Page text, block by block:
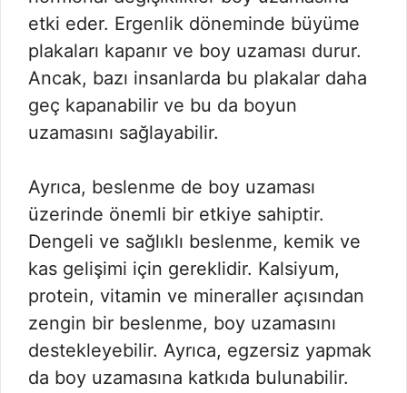
etki eder. Ergenlik döneminde büyüme
plakaları kapanır ve boy uzaması durur.
Ancak, bazı insanlarda bu plakalar daha
geç kapanabilir ve bu da boyun
uzamasını sağlayabilir.
Ayrıca, beslenme de boy uzaması
üzerinde önemli bir etkiye sahiptir.
Dengeli ve sağlıklı beslenme, kemik ve
kas gelişimi için gereklidir. Kalsiyum,
protein, vitamin ve mineraller açısından
zengin bir beslenme, boy uzamasını
destekleyebilir. Ayrıca, egzersiz yapmak
da boy uzamasına katkıda bulunabilir.